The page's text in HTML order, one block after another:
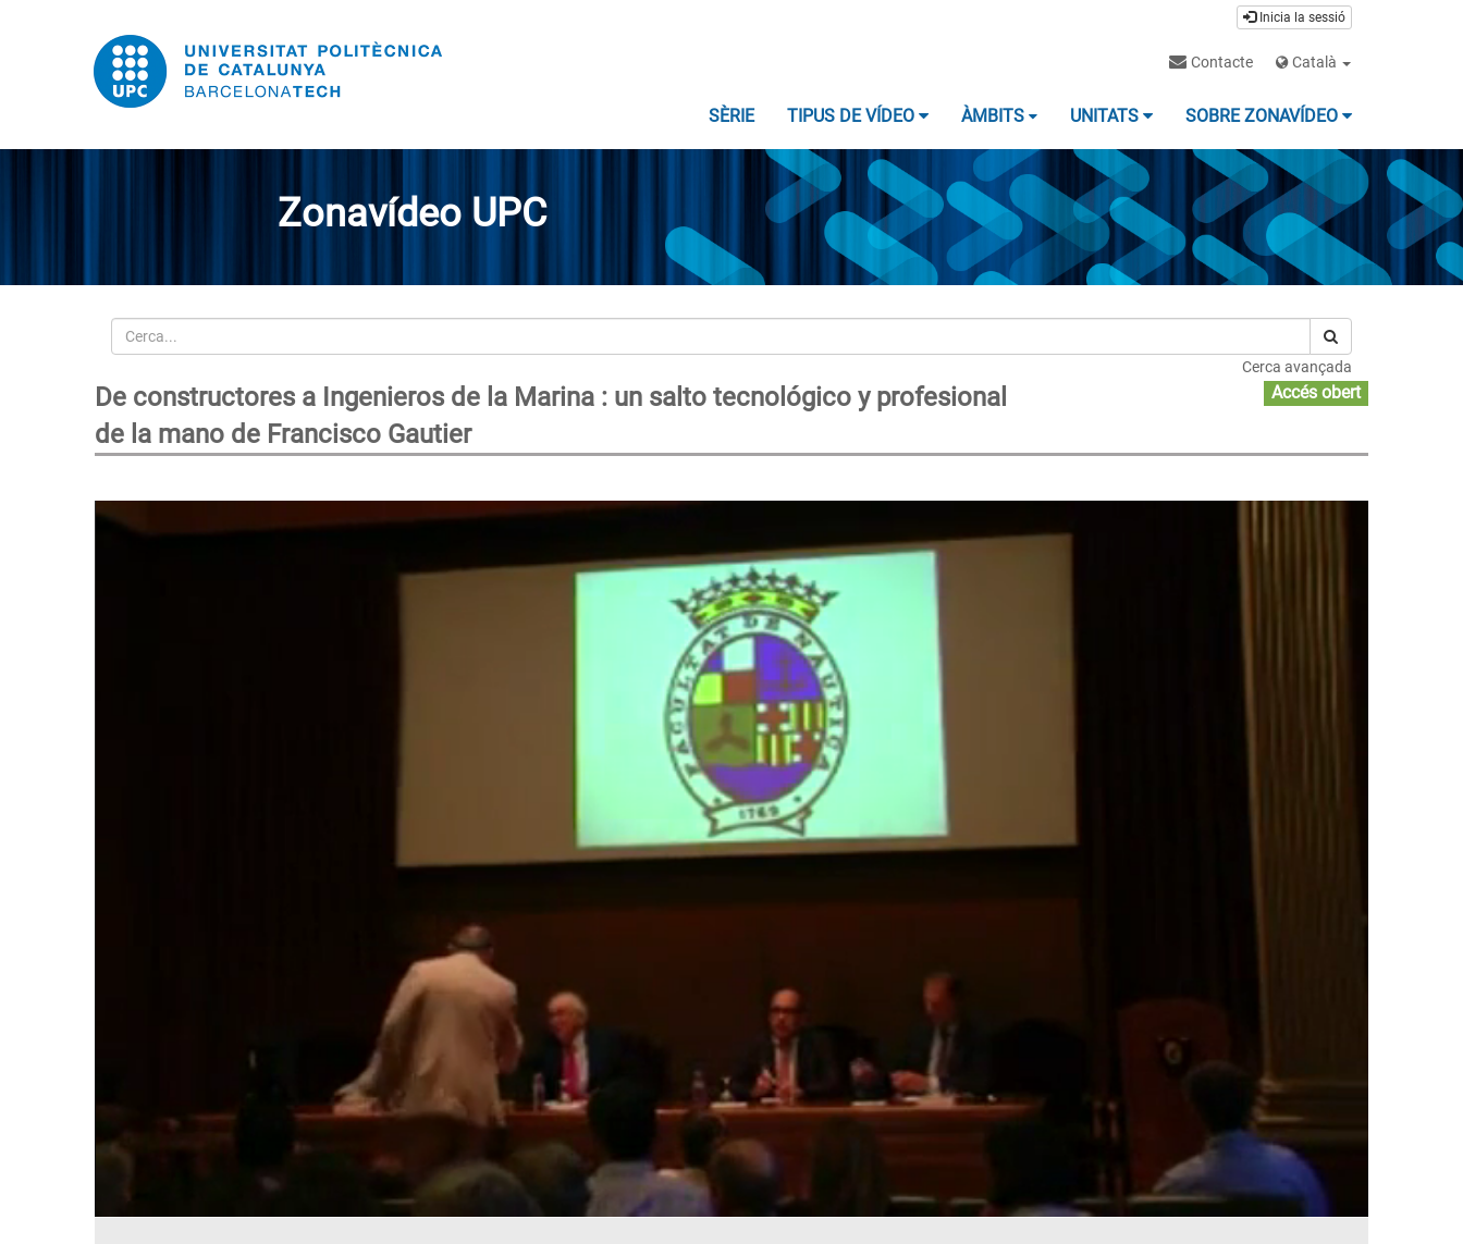
Inicia la sessió
Contacte Català
SÈRIE TIPUS DE VÍDEO ÀMBITS UNITATS SOBRE ZONAVÍDEO
Zonavídeo UPC
Cerca
Cerca avançada
De constructores a Ingenieros de la Marina : un salto tecnológico y profesional
de la mano de Francisco Gautier
Accés obert